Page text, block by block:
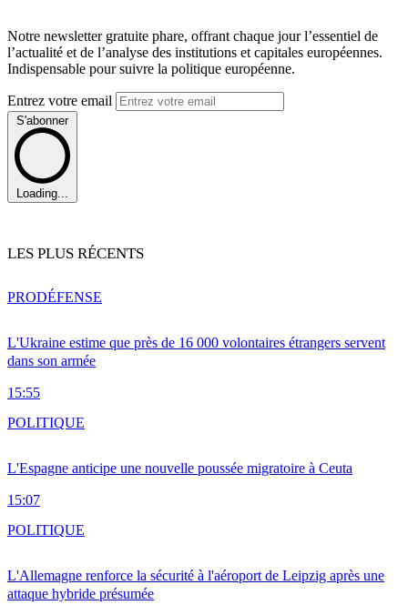
Notre newsletter gratuite phare, offrant chaque jour l’essentiel de
l’actualité et de l’analyse des institutions et capitales européennes.
Indispensable pour suivre la politique européenne.
Entrez votre email
S'abonner
Loading...
LES PLUS RÉCENTS
L'Ukraine estime que près de 16 000 volontaires étrangers servent
dans son armée
15:55
PRODÉFENSE
L'Espagne anticipe une nouvelle poussée migratoire à Ceuta
15:07
POLITIQUE
L'Allemagne renforce la sécurité à l'aéroport de Leipzig après une
attaque hybride présumée
POLITIQUE